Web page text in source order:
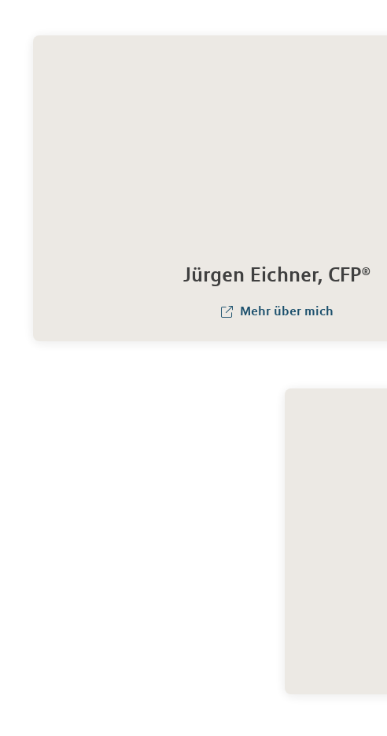
Jürgen Eichner, CFP®
Mehr über mich